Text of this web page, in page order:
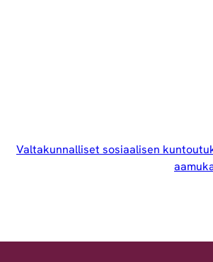
Valtakunnalliset sosiaalisen